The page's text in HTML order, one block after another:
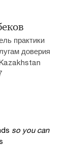
практики
доверия
so you can